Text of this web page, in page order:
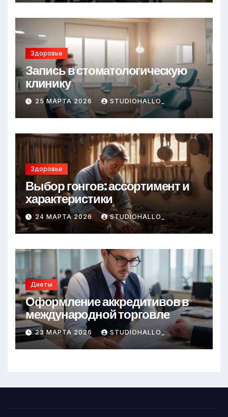
Здоровье
Запись в стоматологическую
клинику
25 МАРТА 2026 STUDIOHALLO_
Здоровье
Выбор гонгов: ассортимент и
характеристики
24 МАРТА 2026 STUDIOHALLO_
Диеты
Оформление аккредитивов в
международной торговле
23 МАРТА 2026 STUDIOHALLO_